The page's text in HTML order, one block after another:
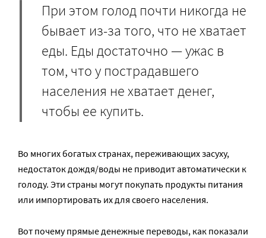
При этом голод почти никогда не
бывает из-за того, что не хватает
еды. Еды достаточно — ужас в
том, что у пострадавшего
населения не хватает денег,
чтобы ее купить.
Во многих богатых странах, переживающих засуху,
недостаток дождя/воды не приводит автоматически к
голоду. Эти страны могут покупать продукты питания
или импортировать их для своего населения.
Вот почему прямые денежные переводы, как показали